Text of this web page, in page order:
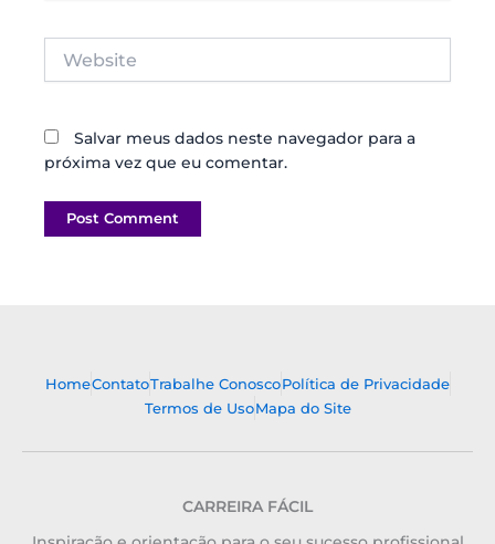
Salvar meus dados neste navegador para a
próxima vez que eu comentar.
HomeContatoTrabalhe ConoscoPolítica de Privacidade
Termos de UsoMapa do Site
CARREIRA FÁCIL